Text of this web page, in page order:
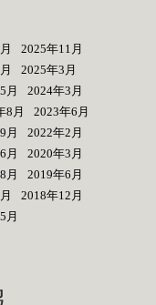
2025年11月
2025年3月
月
2024年3月
8月
2023年6月
月
2022年2月
月
2020年3月
月
2019年6月
2018年12月
月